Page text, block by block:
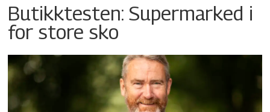
Butikktesten: Supermarked i
for store sko